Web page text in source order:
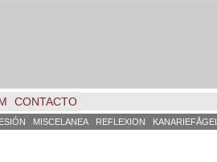
CONTACTO
MISCELANEA REFLEXION KANARIEFÅGEL